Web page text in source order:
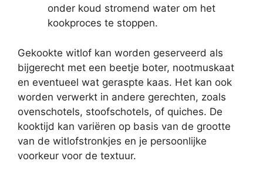
onder koud stromend water om het
kookproces te stoppen.
Gekookte witlof kan worden geserveerd als
bijgerecht met een beetje boter, nootmuskaat
en eventueel wat geraspte kaas. Het kan ook
worden verwerkt in andere gerechten, zoals
ovenschotels, stoofschotels, of quiches. De
kooktijd kan variëren op basis van de grootte
van de witlofstronkjes en je persoonlijke
voorkeur voor de textuur.